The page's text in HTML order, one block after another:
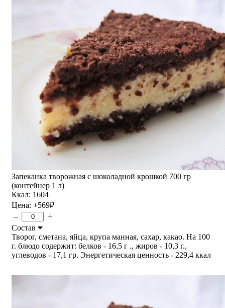
Запеканка творожная с шоколадной крошкой 700 гр
(контейнер 1 л)
Ккал: 1604
Цена: +569₽
– +
Состав
Творог, сметана, яйца, крупа манная, сахар, какао. На 100
г. блюдо содержит: белков - 16,5 г ., жиров - 10,3 г.,
углеводов - 17,1 гр. Энергетическая ценность - 229,4 ккал